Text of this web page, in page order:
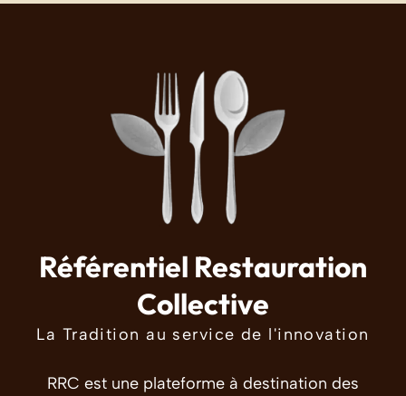
Référentiel Restauration
Collective
La Tradition au service de l'innovation
RRC est une plateforme à destination des